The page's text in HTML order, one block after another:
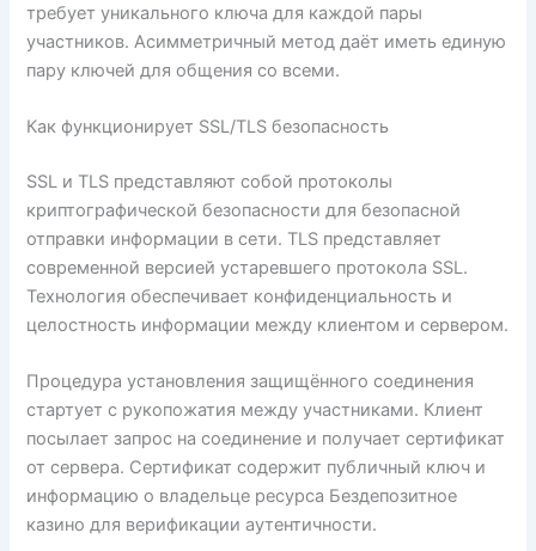
требует уникального ключа для каждой пары
участников. Асимметричный метод даёт иметь единую
пару ключей для общения со всеми.
Как функционирует SSL/TLS безопасность
SSL и TLS представляют собой протоколы
криптографической безопасности для безопасной
отправки информации в сети. TLS представляет
современной версией устаревшего протокола SSL.
Технология обеспечивает конфиденциальность и
целостность информации между клиентом и сервером.
Процедура установления защищённого соединения
стартует с рукопожатия между участниками. Клиент
посылает запрос на соединение и получает сертификат
от сервера. Сертификат содержит публичный ключ и
информацию о владельце ресурса Бездепозитное
казино для верификации аутентичности.